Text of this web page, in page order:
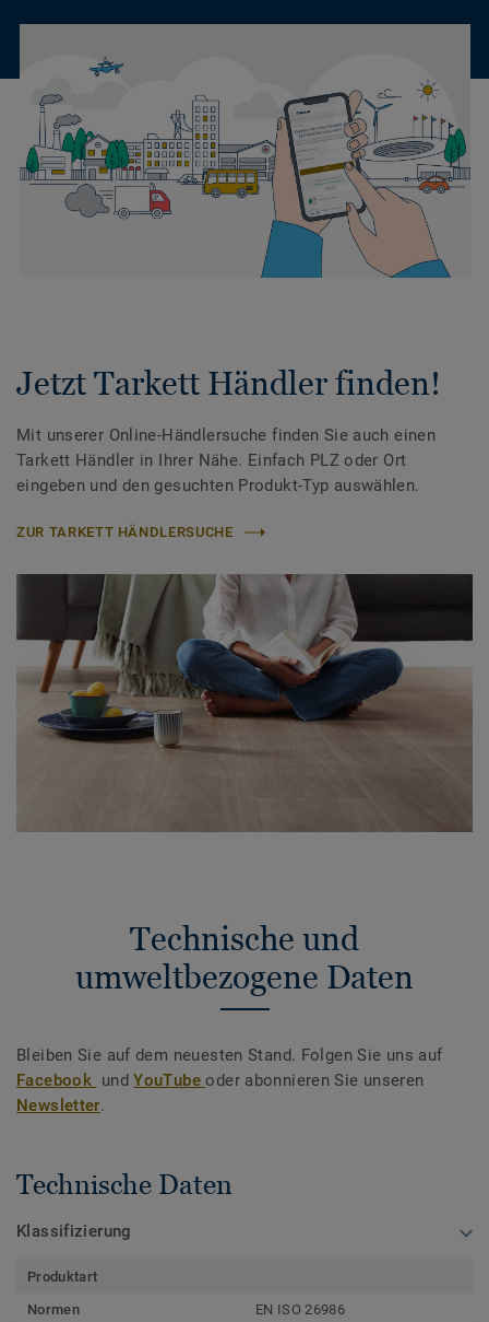
Jetzt Tarkett Händler finden!
Mit unserer Online-Händlersuche finden Sie auch einen
Tarkett Händler in Ihrer Nähe. Einfach PLZ oder Ort
eingeben und den gesuchten Produkt-Typ auswählen.
ZUR TARKETT HÄNDLERSUCHE
Technische und
umweltbezogene Daten
Bleiben Sie auf dem neuesten Stand. Folgen Sie uns auf
Facebook undYouTubeoder abonnieren Sie unseren
Newsletter.
Technische Daten
Klassifizierung
Produktart
Normen
EN ISO 26986